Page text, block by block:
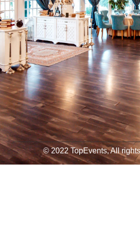
© 2022 TopEvents, All